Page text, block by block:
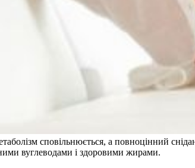
сповільнюється, а повноцінний
вуглеводами і здоровими жирами.